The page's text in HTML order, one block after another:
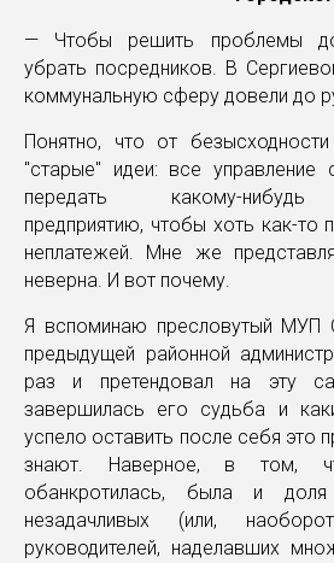
— Чтобы решить проблемы
убрать посредников. В
коммунальную сферу довели до
Понятно, что от
"старые" идеи: все
передать какому-нибудь
предприятию, чтобы хоть как-то
неплатежей. Мне же
неверна. И вот почему.
Я вспоминаю пресловутый МУП
предыдущей районной
раз и претендовал на эту
завершилась его судьба и
успело оставить после себя это
знают. Наверное, в том,
обанкротилась, была и
незадачливых (или,
руководителей, наделавших